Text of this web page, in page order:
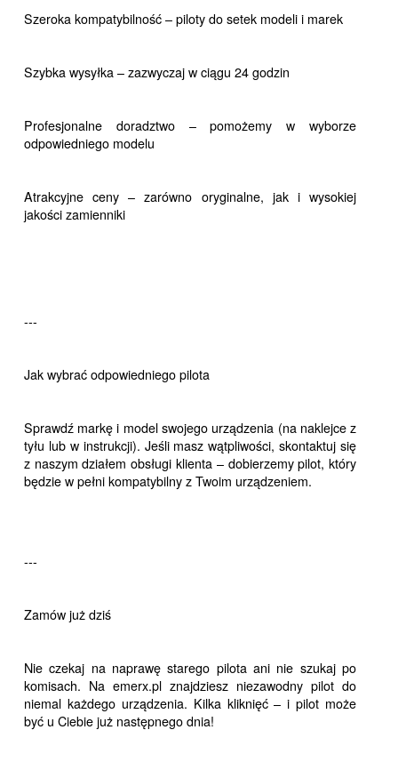
Szeroka kompatybilność – piloty do setek modeli i marek
Szybka wysyłka – zazwyczaj w ciągu 24 godzin
Profesjonalne doradztwo – pomożemy w wyborze
odpowiedniego modelu
Atrakcyjne ceny – zarówno oryginalne, jak i wysokiej
jakości zamienniki
---
Jak wybrać odpowiedniego pilota
Sprawdź markę i model swojego urządzenia (na naklejce z
tyłu lub w instrukcji). Jeśli masz wątpliwości, skontaktuj się
z naszym działem obsługi klienta – dobierzemy pilot, który
będzie w pełni kompatybilny z Twoim urządzeniem.
---
Zamów już dziś
Nie czekaj na naprawę starego pilota ani nie szukaj po
komisach. Na emerx.pl znajdziesz niezawodny pilot do
niemal każdego urządzenia. Kilka kliknięć – i pilot może
być u Ciebie już następnego dnia!